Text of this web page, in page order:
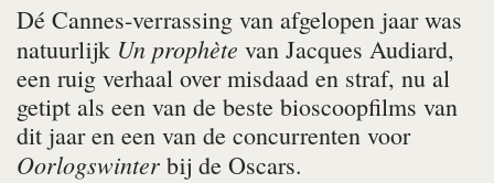
Dé Cannes-verrassing van afgelopen jaar was
natuurlijk Un prophète van Jacques Audiard,
een ruig verhaal over misdaad en straf, nu al
getipt als een van de beste bioscoopfilms van
dit jaar en een van de concurrenten voor
Oorlogswinter bij de Oscars.